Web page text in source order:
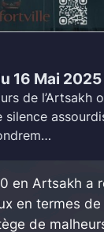
16 Mai 2025
de l’Artsakh
silence
en Artsakh a
en termes de
de